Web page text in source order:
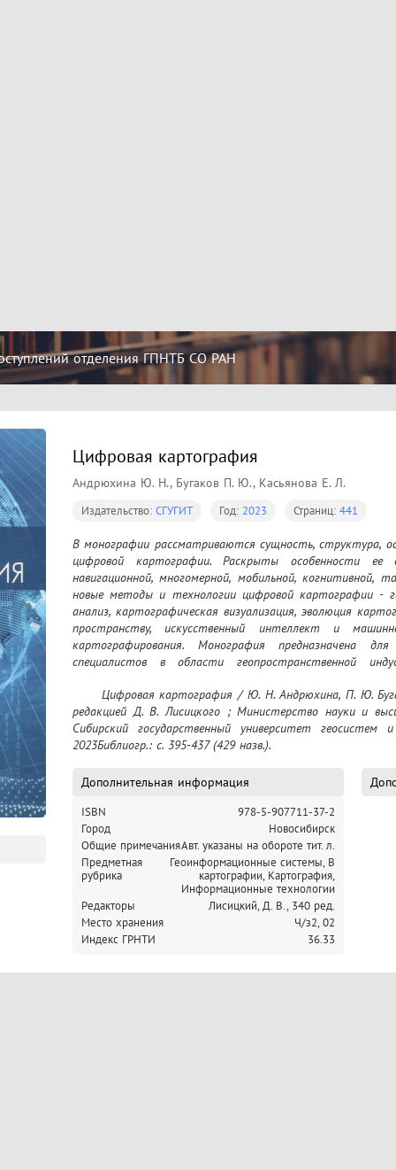
отделения ГПНТБ СО РАН
Цифровая картография
Андрюхина Ю. Н., Бугаков П. Ю., Касьянова Е. Л.
Издательство: СГУГИТ Год: 2023 Страниц: 441
В монографии рассматриваются сущность, структура,
цифровой картографии. Раскрыты особенности ее
навигационной, многомерной, мобильной, когнитивной,
новые методы и технологии цифровой картографии -
анализ, картографическая визуализация, эволюция
пространству, искусственный интеллект и
картографирования. Монография предназначена
специалистов в области геопространственной
"Картография и геоинформатика".
геоинформатики СГУГИТ, Ученым советом Института
редакцией Д. В. Лисицкого ; Министерство науки и
Сибирский государственный университет
2023Библиогр.: с. 395-437 (429 назв.).
Дополнительная информация
ISBN
978-5-907711-37-2
Город
Новосибирск
Общие примечанияАвт. указаны на обороте тит. л.
Предметная
рубрика
Геоинформационные системы, В
картографии, Картография,
Информационные технологии
Редакторы
Лисицкий, Д. В., 340 ред.
Место хранения
Ч/з2, 02
Индекс ГРНТИ
36.33